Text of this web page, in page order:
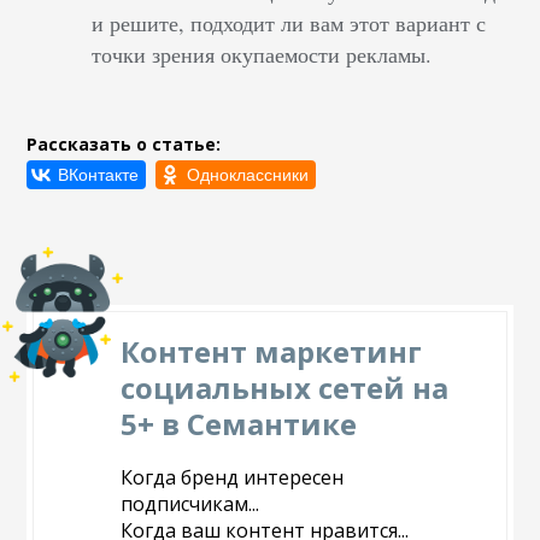
и решите, подходит ли вам этот вариант с
точки зрения окупаемости рекламы.
Рассказать о статье:
Контент маркетинг
социальных сетей на
5+ в Семантике
Когда бренд интересен
подписчикам...
Когда ваш контент нравится...